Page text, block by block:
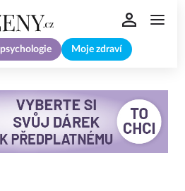
Moje zdraví